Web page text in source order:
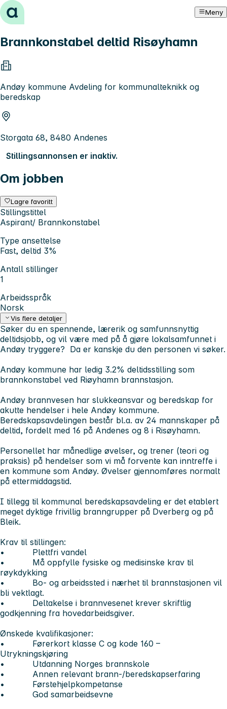
Hopp til innhold Meny
Brannkonstabel deltid Risøyhamn
Andøy kommune Avdeling for kommunalteknikk og
beredskap
Storgata 68, 8480 Andenes
Stillingsannonsen er inaktiv.
Om jobben
Lagre favoritt
Stillingstittel
Aspirant/ Brannkonstabel
Type ansettelse
Fast, deltid 3%
Antall stillinger
1
Arbeidsspråk
Norsk
Vis flere detaljer
Søker du en spennende, lærerik og samfunnsnyttig
deltidsjobb, og vil være med på å gjøre lokalsamfunnet i
Andøy tryggere? Da er kanskje du den personen vi søker.
Andøy kommune har ledig 3.2% deltidsstilling som
brannkonstabel ved Riøyhamn brannstasjon.
Andøy brannvesen har slukkeansvar og beredskap for
akutte hendelser i hele Andøy kommune.
Beredskapsavdelingen består bl.a. av 24 mannskaper på
deltid, fordelt med 16 på Andenes og 8 i Risøyhamn.
Personellet har månedlige øvelser, og trener (teori og
praksis) på hendelser som vi må forvente kan inntreffe i
en kommune som Andøy. Øvelser gjennomføres normalt
på ettermiddagstid.
I tillegg til kommunal beredskapsavdeling er det etablert
meget dyktige frivillig branngrupper på Dverberg og på
Bleik.
Krav til stillingen:
• Plettfri vandel
• Må oppfylle fysiske og medisinske krav til
røykdykking
• Bo- og arbeidssted i nærhet til brannstasjonen vil
bli vektlagt.
• Deltakelse i brannvesenet krever skriftlig
godkjenning fra hovedarbeidsgiver.
Ønskede kvalifikasjoner:
• Førerkort klasse C og kode 160 –
Utrykningskjøring
• Utdanning Norges brannskole
• Annen relevant brann-/beredskapserfaring
• Førstehjelpkompetanse
• God samarbeidsevne